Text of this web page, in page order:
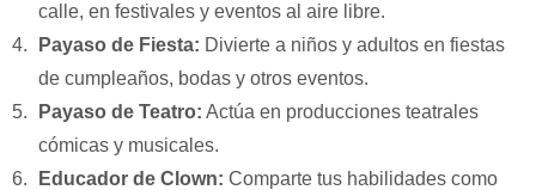
calle, en festivales y eventos al aire libre.
Payaso de Fiesta: Divierte a niños y adultos en fiestas
de cumpleaños, bodas y otros eventos.
Payaso de Teatro: Actúa en producciones teatrales
cómicas y musicales.
Educador de Clown: Comparte tus habilidades como